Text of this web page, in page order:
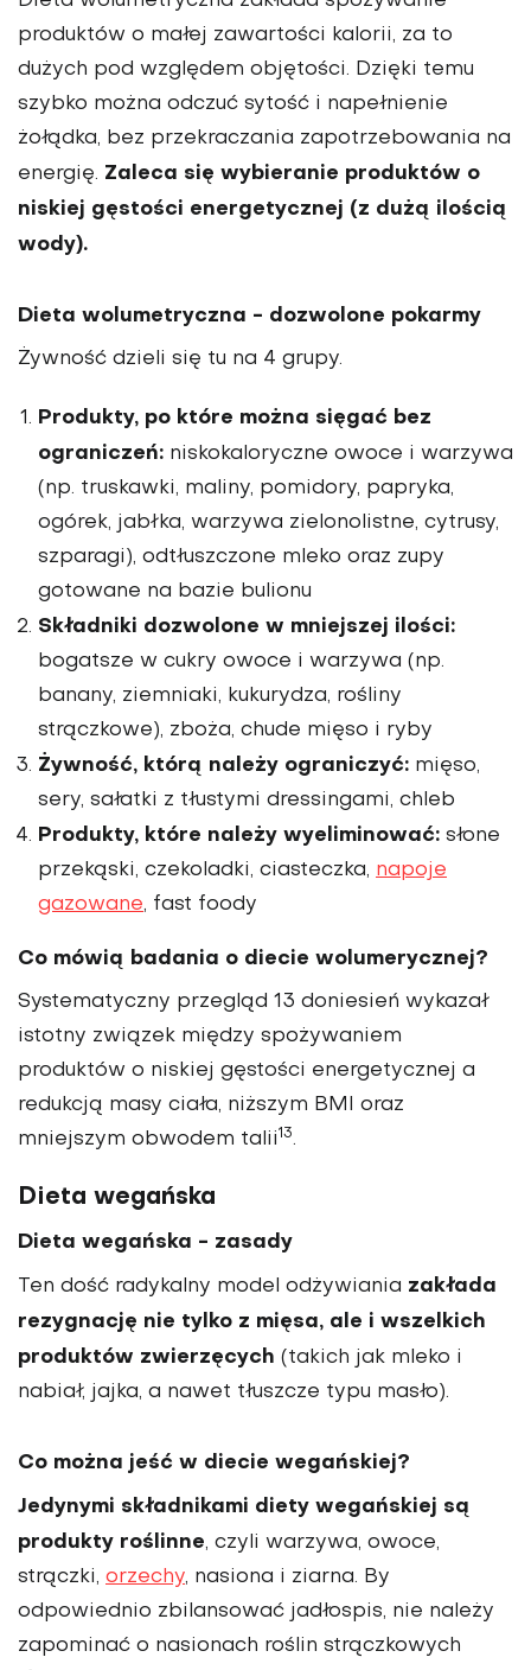
produktów o małej zawartości kalorii, za to
dużych pod względem objętości. Dzięki temu
szybko można odczuć sytość i napełnienie
żołądka, bez przekraczania zapotrzebowania na
energię. Zaleca się wybieranie produktów o
niskiej gęstości energetycznej (z dużą ilością
wody).
Dieta wolumetryczna - dozwolone pokarmy
Żywność dzieli się tu na 4 grupy.
Produkty, po które można sięgać bez
ograniczeń: niskokaloryczne owoce i warzywa
(np. truskawki, maliny, pomidory, papryka,
ogórek, jabłka, warzywa zielonolistne, cytrusy,
szparagi), odtłuszczone mleko oraz zupy
gotowane na bazie bulionu
Składniki dozwolone w mniejszej ilości:
bogatsze w cukry owoce i warzywa (np.
banany, ziemniaki, kukurydza, rośliny
strączkowe), zboża, chude mięso i ryby
Żywność, którą należy ograniczyć: mięso,
sery, sałatki z tłustymi dressingami, chleb
Produkty, które należy wyeliminować: słone
przekąski, czekoladki, ciasteczka, napoje
gazowane, fast foody
Co mówią badania o diecie wolumerycznej?
Systematyczny przegląd 13 doniesień wykazał
istotny związek między spożywaniem
produktów o niskiej gęstości energetycznej a
redukcją masy ciała, niższym BMI oraz
mniejszym obwodem talii13.
Dieta wegańska
Dieta wegańska - zasady
Ten dość radykalny model odżywiania zakłada
rezygnację nie tylko z mięsa, ale i wszelkich
produktów zwierzęcych (takich jak mleko i
nabiał, jajka, a nawet tłuszcze typu masło).
Co można jeść w diecie wegańskiej?
Jedynymi składnikami diety wegańskiej są
produkty roślinne, czyli warzywa, owoce,
strączki, orzechy, nasiona i ziarna. By
odpowiednio zbilansować jadłospis, nie należy
zapominać o nasionach roślin strączkowych